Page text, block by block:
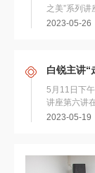
之美”系列
博雅特聘教
2023-05-26
5月11日下
讲座第六讲
事、中国文
2023-05-19